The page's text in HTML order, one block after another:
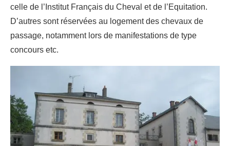
celle de l’Institut Français du Cheval et de l’Equitation.
D’autres sont réservées au logement des chevaux de
passage, notamment lors de manifestations de type
concours etc.